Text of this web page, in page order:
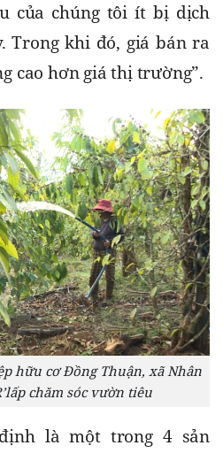
của chúng tôi ít bị dịch
Trong khi đó, giá bán ra
cao hơn giá thị trường”.
hữu cơ Đồng Thuận, xã Nhân
chăm sóc vườn tiêu
là một trong 4 sản